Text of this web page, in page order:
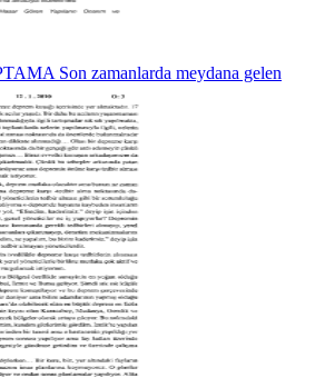
Son zamanlarda meydana gelen